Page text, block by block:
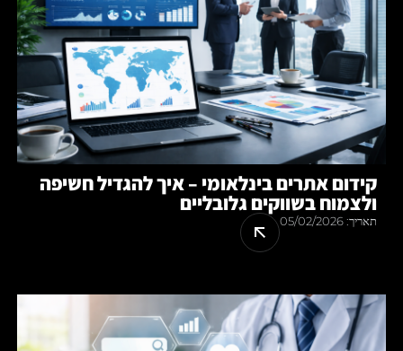
קידום אתרים בינלאומי – איך להגדיל חשיפה
ולצמוח בשווקים גלובליים
תאריך: 05/02/2026